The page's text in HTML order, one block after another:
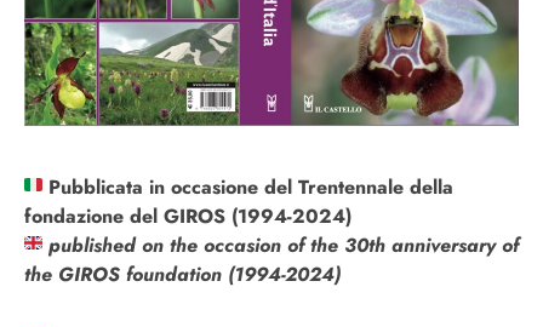
Pubblicata in occasione del Trentennale della
fondazione del GIROS (1994-2024)
published on the occasion of the 30th anniversary of
the GIROS foundation (1994-2024)